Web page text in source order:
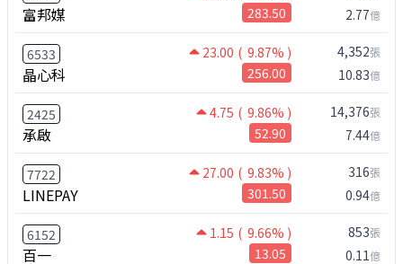
富邦媒 283.50 2.77億
6533 23.00 ( 9.87% )
晶心科 256.00
4,352張
10.83億
2425 4.75 ( 9.86% )
承啟 52.90
14,376張
7.44億
7722 27.00 ( 9.83% )
LINEPAY 301.50
316張
0.94億
6152 1.15 ( 9.66% )
百一 13.05
853張
0.11億